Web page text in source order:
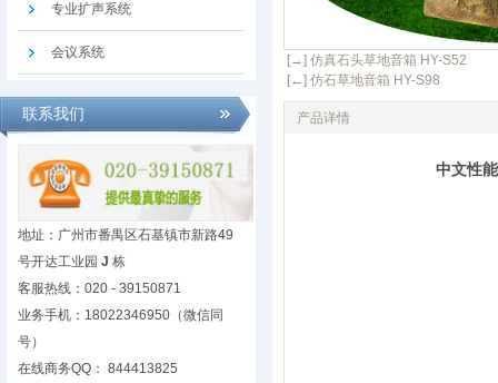
专业扩声系统
会议系统
联系我们
地址：广州市番禺区石基镇市新路49
号开达工业园 J 栋
客服热线：020 - 39150871
业务手机：18022346950（微信同
号）
在线商务QQ： 844413825
[→] 仿真石头草地音箱 HY-S52
[←] 仿石草地音箱 HY-S98
产品详情
中文性